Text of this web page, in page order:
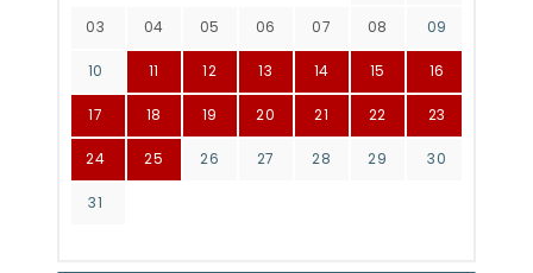
03 04 05 06 07 08 09
10 11 12 13 14 15 16
17 18 19 20 21 22 23
24 25 26 27 28 29 30
31